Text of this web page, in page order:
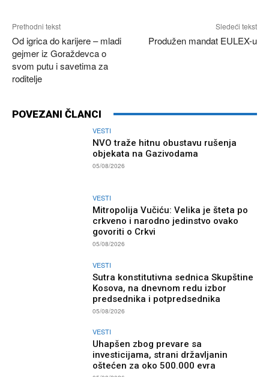
Prethodni tekst
Od igrica do karijere – mladi
gejmer iz Goraždevca o
svom putu i savetima za
roditelje
Sledeći tekst
Produžen mandat EULEX-u
POVEZANI ČLANCI
VESTI
NVO traže hitnu obustavu rušenja
objekata na Gazivodama
05/08/2026
VESTI
Mitropolija Vučiću: Velika je šteta po
crkveno i narodno jedinstvo ovako
govoriti o Crkvi
05/08/2026
VESTI
Sutra konstitutivna sednica Skupštine
Kosova, na dnevnom redu izbor
predsednika i potpredsednika
05/08/2026
VESTI
Uhapšen zbog prevare sa
investicijama, strani državljanin
oštećen za oko 500.000 evra